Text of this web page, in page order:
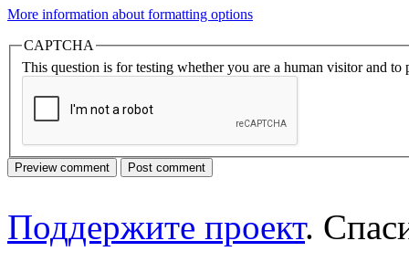
More information about formatting options
CAPTCHA
This question is for testing whether you are a human visitor and to
Поддержите проект.